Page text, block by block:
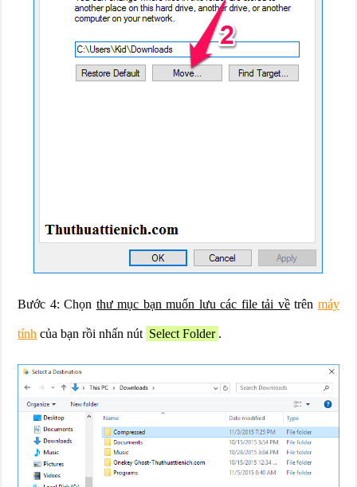
Bước 4: Chọn thư mục bạn muốn lưu các file tải vềtrên máy
tính của bạn rồi nhấn nút Select Folder .